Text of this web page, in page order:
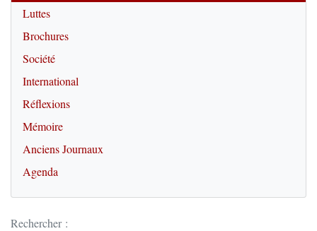
Luttes
Brochures
Société
International
Réflexions
Mémoire
Anciens Journaux
Agenda
Rechercher :